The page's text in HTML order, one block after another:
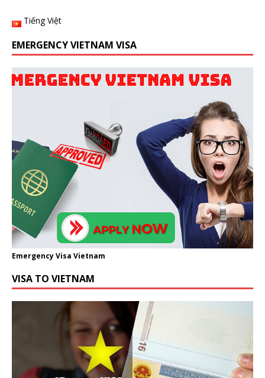
Tiếng Việt
EMERGENCY VIETNAM VISA
Emergency Visa Vietnam
VISA TO VIETNAM